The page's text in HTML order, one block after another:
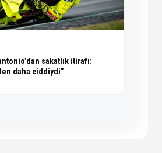
sakatlık itirafı:
daha ciddiydi”